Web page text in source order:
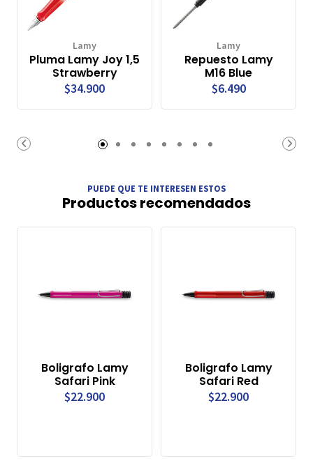
Lamy
Pluma Lamy Joy 1,5
Strawberry
$34.900
Lamy
Repuesto Lamy
M16 Blue
$6.490
PUEDE QUE TE INTERESEN ESTOS
Productos recomendados
Boligrafo Lamy
Safari Pink
$22.900
Boligrafo Lamy
Safari Red
$22.900